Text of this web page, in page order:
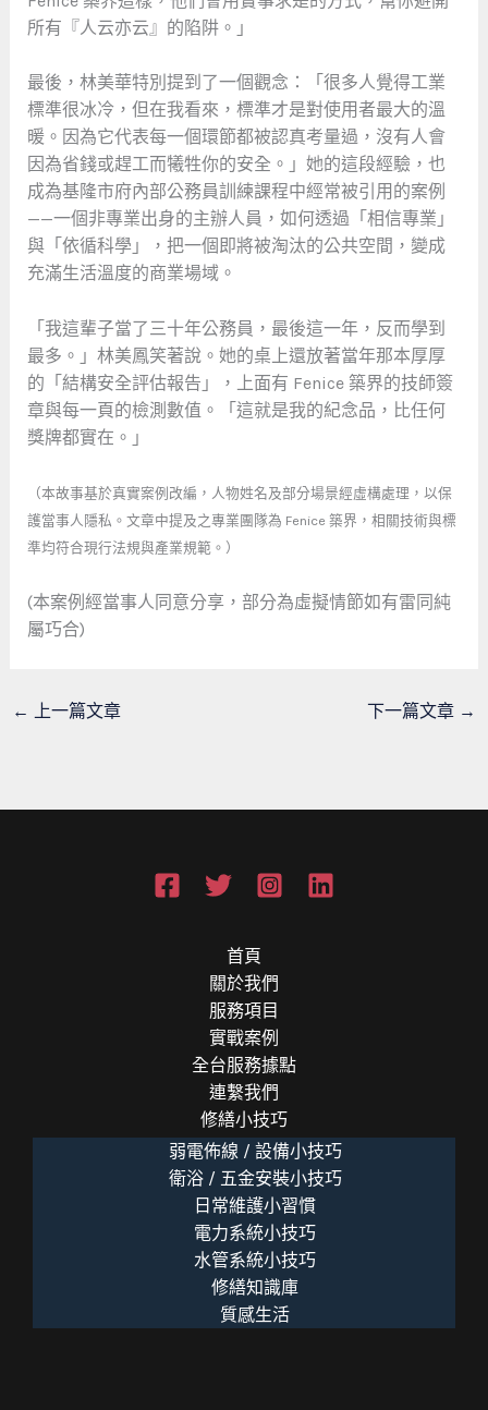
所有『人云亦云』的陷阱。」
最後，林美華特別提到了一個觀念：「很多人覺得工業
標準很冰冷，但在我看來，標準才是對使用者最大的溫
暖。因為它代表每一個環節都被認真考量過，沒有人會
因為省錢或趕工而犧牲你的安全。」她的這段經驗，也
成為基隆市府內部公務員訓練課程中經常被引用的案例
——一個非專業出身的主辦人員，如何透過「相信專業」
與「依循科學」，把一個即將被淘汰的公共空間，變成
充滿生活溫度的商業場域。
「我這輩子當了三十年公務員，最後這一年，反而學到
最多。」林美鳳笑著說。她的桌上還放著當年那本厚厚
的「結構安全評估報告」，上面有 Fenice 築界的技師簽
章與每一頁的檢測數值。「這就是我的紀念品，比任何
獎牌都實在。」
（本故事基於真實案例改編，人物姓名及部分場景經虛構處理，以保
護當事人隱私。文章中提及之專業團隊為 Fenice 築界，相關技術與標
準均符合現行法規與產業規範。）
(本案例經當事人同意分享，部分為虛擬情節如有雷同純
屬巧合)
← 上一篇文章 下一篇文章 →
首頁
關於我們
服務項目
實戰案例
全台服務據點
連繫我們
修繕小技巧
弱電佈線 / 設備小技巧
衛浴 / 五金安裝小技巧
日常維護小習慣
電力系統小技巧
水管系統小技巧
修繕知識庫
質感生活